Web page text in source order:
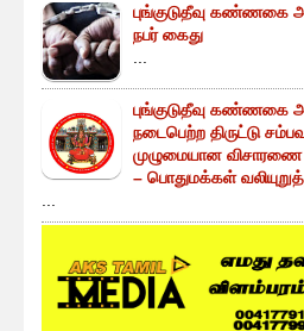
புங்குடுதீவு கண்ணகை
நபர் கைது
புங்குடுதீவு கண்ணகை
நடைபெற்ற திருட்டு
முழுமையான
– பொதுமக்கள்